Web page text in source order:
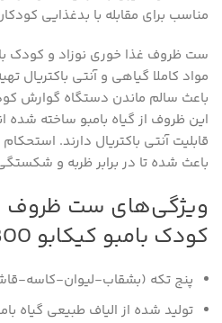
مناسب برای مقابله با بدغذایی
مواد کاملا گیاهی و آنتی باکتریال
باعث سالم ماندن دستگاه گوارش
این ظروف از گیاه بامبو ساخته
قابلیت آنتی باکتریال دارند.
باعث شده تا در برابر ظربه و
ویژگی‌های ست ظروف
کودک بامبو کیکابو KIKKABOO:
پنج تکه (بشقاب-لیوان-کاسه-
تولید شده از الیاف طبیعی گیاه